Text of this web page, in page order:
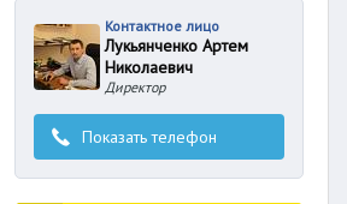
Контактное лицо
Лукьянченко Артем
Николаевич
Директор
Показать телефон